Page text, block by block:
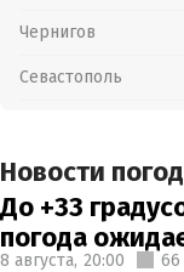
Чернигов
Севастополь
Новости
До +33
погода
8 августа, 20:00 66